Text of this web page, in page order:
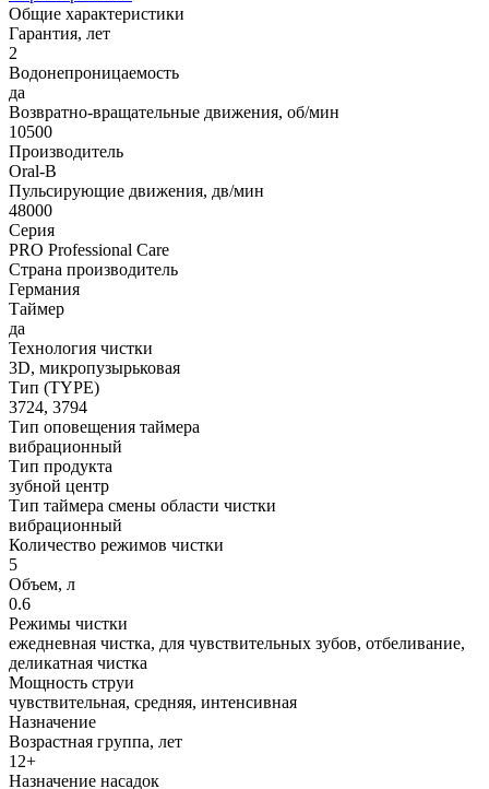
Общие характеристики
Гарантия, лет
2
Водонепроницаемость
да
Возвратно-вращательные движения, об/мин
10500
Производитель
Oral-B
Пульсирующие движения, дв/мин
48000
Серия
PRO Professional Care
Страна производитель
Германия
Таймер
да
Технология чистки
3D, микропузырьковая
Тип (TYPE)
3724, 3794
Тип оповещения таймера
вибрационный
Тип продукта
зубной центр
Тип таймера смены области чистки
вибрационный
Количество режимов чистки
5
Объем, л
0.6
Режимы чистки
ежедневная чистка, для чувствительных зубов, отбеливание,
деликатная чистка
Мощность струи
чувствительная, средняя, интенсивная
Назначение
Возрастная группа, лет
12+
Назначение насадок